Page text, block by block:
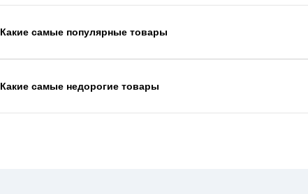
Какие самые популярные товары
Какие самые недорогие товары